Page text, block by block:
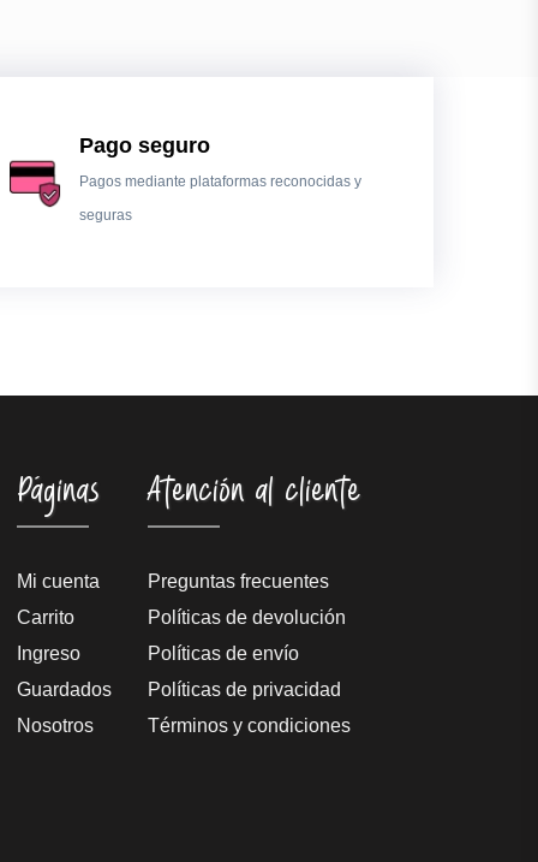
Pago seguro
Pagos mediante plataformas reconocidas y
seguras
Páginas
Mi cuenta
Carrito
Ingreso
Guardados
Nosotros
Atención al cliente
Preguntas frecuentes
Políticas de devolución
Políticas de envío
Políticas de privacidad
Términos y condiciones